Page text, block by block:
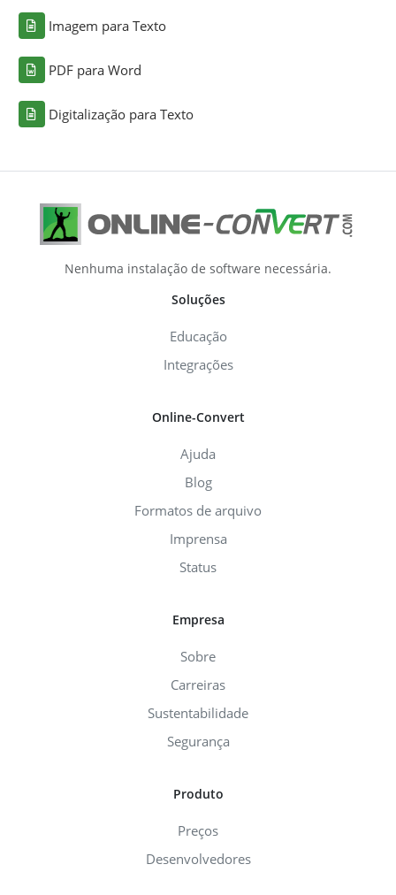
Imagem para Texto
PDF para Word
Digitalização para Texto
Nenhuma instalação de software necessária.
Soluções
Educação
Integrações
Online-Convert
Ajuda
Blog
Formatos de arquivo
Imprensa
Status
Empresa
Sobre
Carreiras
Sustentabilidade
Segurança
Produto
Preços
Desenvolvedores